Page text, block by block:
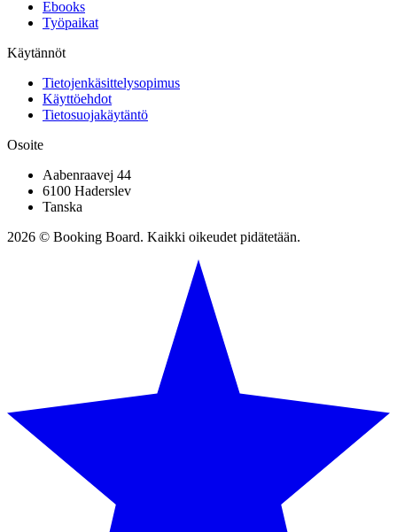
Ebooks
Työpaikat
Käytännöt
Tietojenkäsittelysopimus
Käyttöehdot
Tietosuojakäytäntö
Osoite
Aabenraavej 44
6100 Haderslev
Tanska
2026 © Booking Board. Kaikki oikeudet pidätetään.